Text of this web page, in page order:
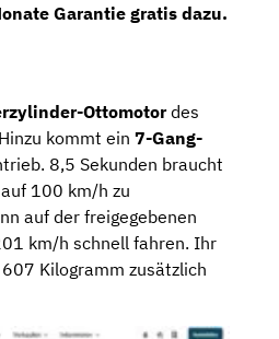
Garantie gratis dazu.
Ottomotordes
kommt ein 7-Gang-
8,5 Sekunden braucht
100 km/h zu
auf der freigegebenen
km/h schnell fahren. Ihr
Kilogramm zusätzlich